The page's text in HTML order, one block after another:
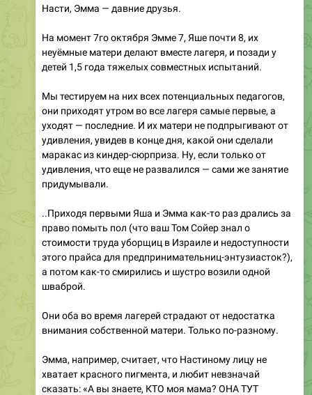
Насти, Эмма — давние друзья.
На момент 7го октября Эмме 7, Яше почти 8, их
неуёмные матери делают вместе лагеря, и позади у
детей 1,5 года тяжелых совместных испытаний.
Мы тестируем на них всех потенциальных педагогов,
они приходят утром во все лагеря самые первые, а
уходят — последние. И их матери не подпрыгивают от
удивления, увидев в конце дня, какой они сделали
маракас из киндер-сюрприза. Ну, если только от
удивления, что еще не развалился — сами же занятие
придумывали.
..Приходя первыми Яша и Эмма как-то раз дрались за
право помыть пол (что ваш Том Сойер знал о
стоимости труда уборщиц в Израиле и недоступности
этого прайса для предпринимательниц-энтузиасток?),
а потом как-то смирились и шустро возили одной
шваброй.
Они оба во время лагерей страдают от недостатка
внимания собственной матери. Только по-разному.
Эмма, например, считает, что Настиному лицу не
хватает красного пигмента, и любит невзначай
сказать: «А вы знаете, КТО моя мама? ОНА ТУТ